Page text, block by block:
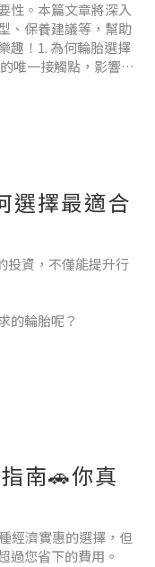
性。本篇文章將深入
、保養建議等，幫助
趣！1. 為何輪胎選擇
唯一接觸點，影響操
將可能導致打滑、
選擇最適合
投資，不僅能提升行
的輪胎呢？
應該更換輪胎？ 🚨
全，還能避免因輪
南🚗你真
經濟實惠的選擇，但
過您省下的費用。